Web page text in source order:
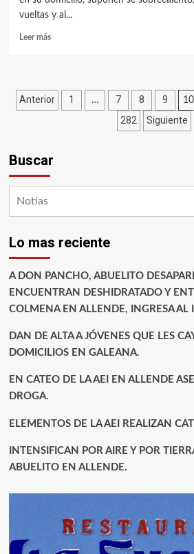
vueltas y al...
Leer más
Paginación
entradas
Anterior 1 … 7 8 9 10
282 Siguiente
Buscar
Lo mas reciente
A DON PANCHO, ABUELITO
ENCUENTRAN DESHIDRATADO Y
COLMENA EN ALLENDE, INGRESA AL
DAN DE ALTA A JÓVENES QUE LES
DOMICILIOS EN GALEANA.
EN CATEO DE LA AEI EN ALLENDE
DROGA.
ELEMENTOS DE LA AEI REALIZAN
INTENSIFICAN POR AIRE Y POR
ABUELITO EN ALLENDE.